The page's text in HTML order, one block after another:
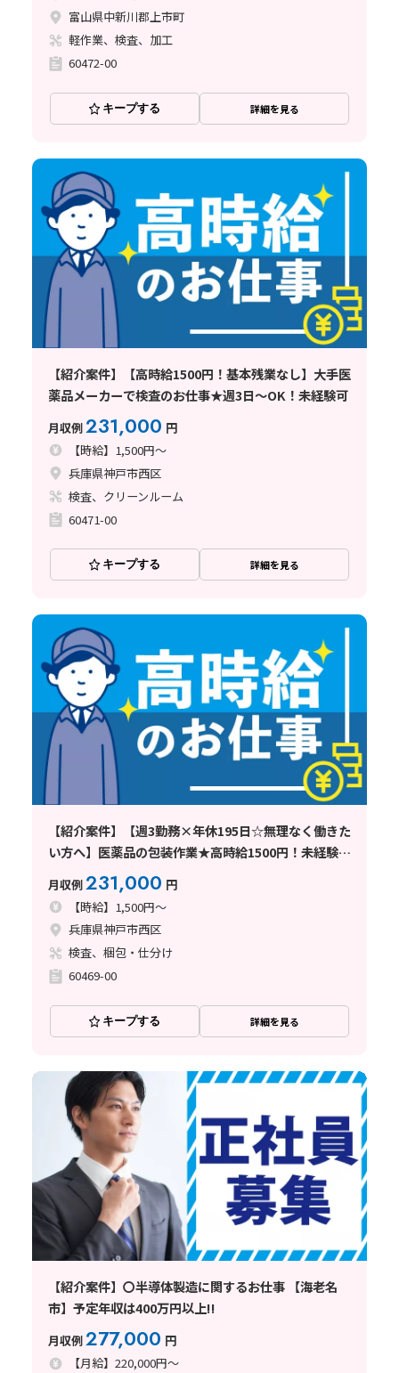
富山県中新川郡上市町
軽作業、検査、加工
60472-00
キープする 詳細を見る
【紹介案件】【高時給1500円！基本残業なし】大手医
薬品メーカーで検査のお仕事★週3日～OK！未経験可
月収例231,000 円
【時給】1,500円～
兵庫県神戸市西区
検査、クリーンルーム
60471-00
キープする 詳細を見る
【紹介案件】【週3勤務×年休195日☆無理なく働きた
い方へ】医薬品の包装作業★高時給1500円！未経験歓
月収例231,000 円
【時給】1,500円～
兵庫県神戸市西区
検査、梱包・仕分け
60469-00
キープする 詳細を見る
【紹介案件】〇半導体製造に関するお仕事 【海老名
市】予定年収は400万円以上!!
月収例277,000 円
【月給】220,000円～